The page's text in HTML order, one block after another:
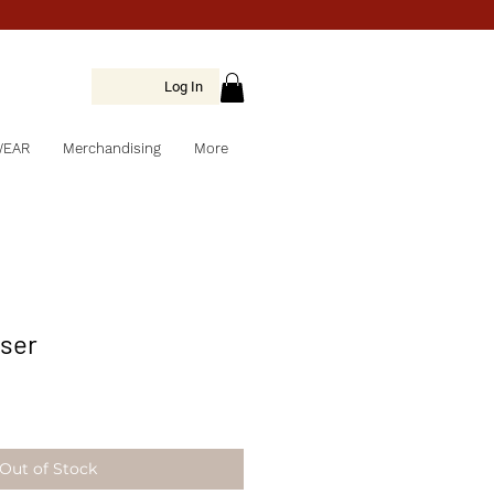
Log In
Merchandising More
Out of Stock